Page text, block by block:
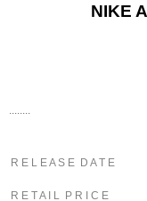
NIKE
R E L E A S E D A T E
R E T A I L P R I C E